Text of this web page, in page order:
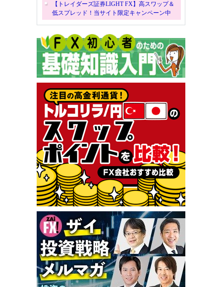
【トレイダーズ証券LIGHT FX】高スワップ＆
低スプレッド！当サイト限定キャンペーン中